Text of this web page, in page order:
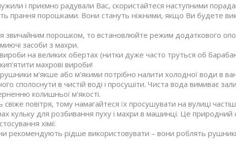
і приємно радували Вас, скористайтеся наступними
прання порошками. Вони стануть ніжними, якщо Ви будете
порошком, то встановлюйте режим додаткового
засоби з махри.
на великих обертах (нитки дуже часто труться об
махрові вироби!
м'якше або м'якими потрібно налити холодної води в
сполоснути в чистій воді і просушіти. Чиста вода вимиває
колишньої м'якості.
повітря, тому намагайтеся їх просушувати на вулиці
кульку для розбивання пуху і махри в машинці. Це природний
хімії.
рекомендують рідше використовувати – вони роблять